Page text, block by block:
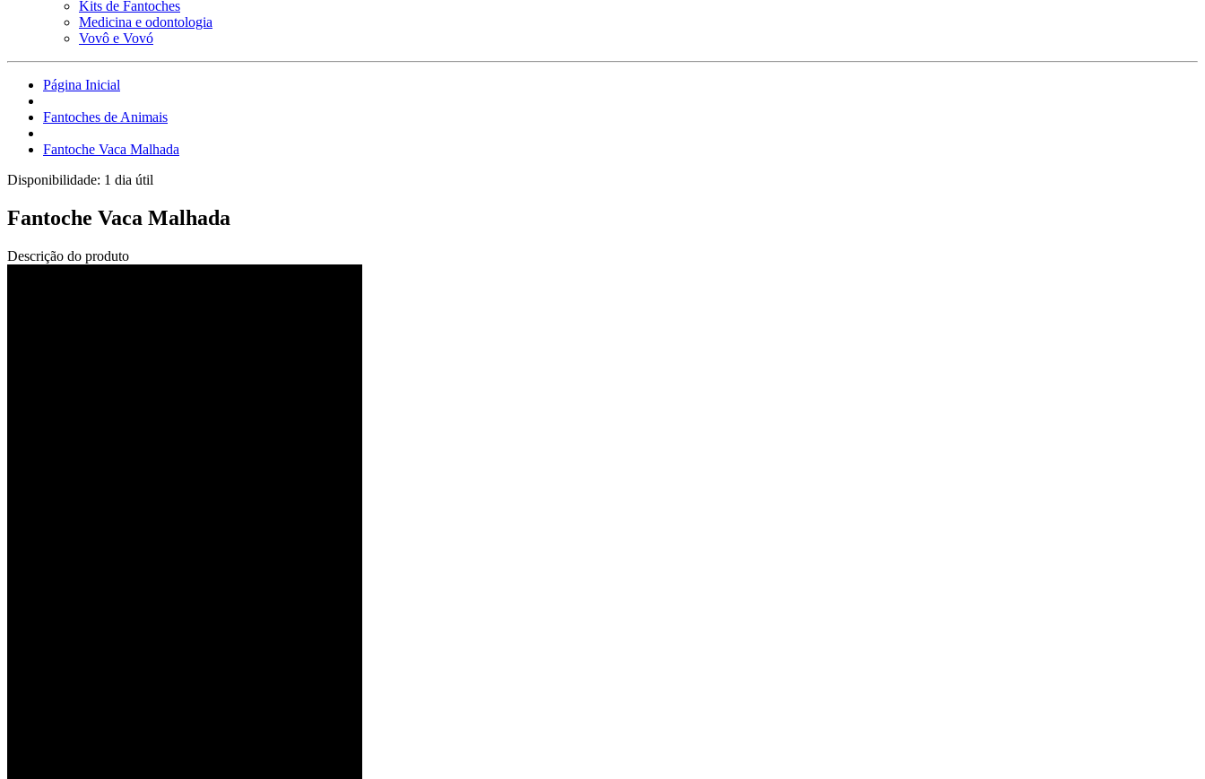
Kits de Fantoches
Medicina e odontologia
Vovô e Vovó
Página Inicial
Fantoches de Animais
Fantoche Vaca Malhada
Disponibilidade: 1 dia útil
Fantoche Vaca Malhada
Descrição do produto